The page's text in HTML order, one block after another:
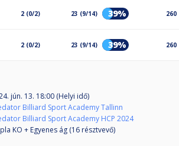
2 (0/2) 23 (9/14) 39% 260
2 (0/2) 23 (9/14) 39% 260
jún. 13. 18:00 (Helyi idő)
Billiard Sport Academy Tallinn
Billiard Sport Academy HCP 2024
KO + Egyenes ág (16 résztvevő)